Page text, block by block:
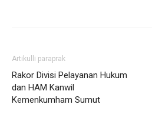
Artikulli paraprak
Rakor Divisi Pelayanan Hukum
dan HAM Kanwil
Kemenkumham Sumut